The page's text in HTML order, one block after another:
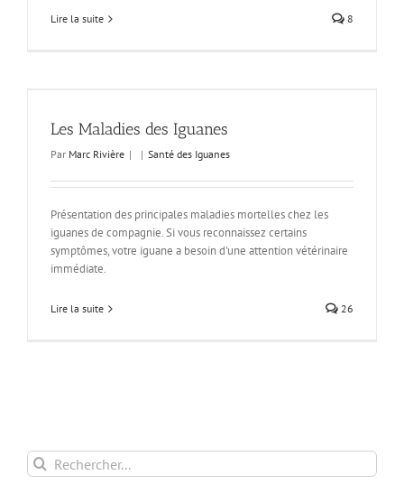
Lire la suite 8
Les Maladies des Iguanes
Par Marc Rivière | | Santé des Iguanes
Présentation des principales maladies mortelles chez les
iguanes de compagnie. Si vous reconnaissez certains
symptômes, votre iguane a besoin d'une attention vétérinaire
immédiate.
Lire la suite 26
Rechercher: